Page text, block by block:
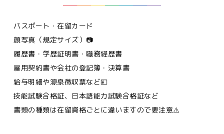
パスポート・在留カード
顔写真（規定サイズ）📷
履歴書・学歴証明書・職務経歴書
雇用契約書や会社の登記簿・決算書
給与明細や源泉徴収票など💴
技能試験合格証、日本語能力試験合格証など
書類の種類は在留資格ごとに違いますので要注意⚠️